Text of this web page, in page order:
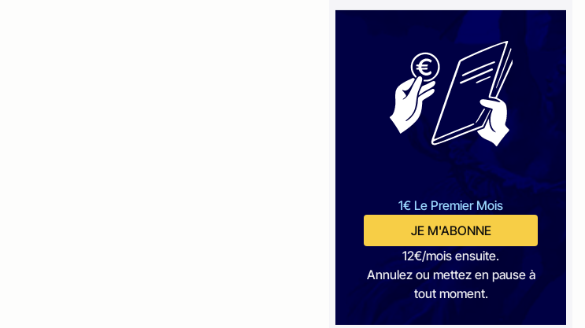
1€ Le Premier Mois
JE M'ABONNE
12€/mois ensuite.
Annulez ou mettez en pause à
tout moment.